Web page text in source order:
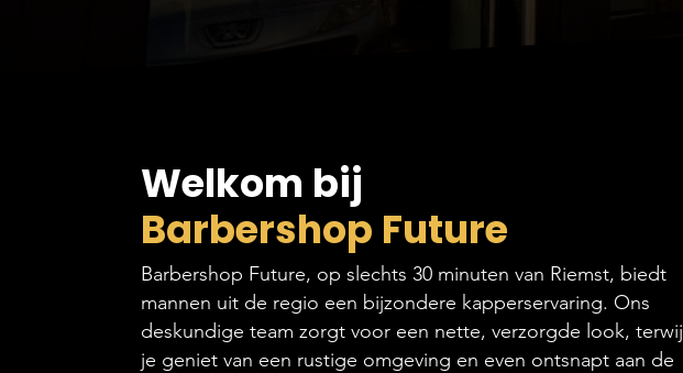
Welkom bij
Barbershop Future
Barbershop Future, op slechts 30 minuten van Riemst, biedt
mannen uit de regio een bijzondere kapperservaring. Ons
deskundige team zorgt voor een nette, verzorgde look, terwijl
je geniet van een rustige omgeving en even ontsnapt aan de